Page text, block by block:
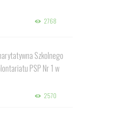
2768
Szkolnego
PSP Nr 1 w
2570